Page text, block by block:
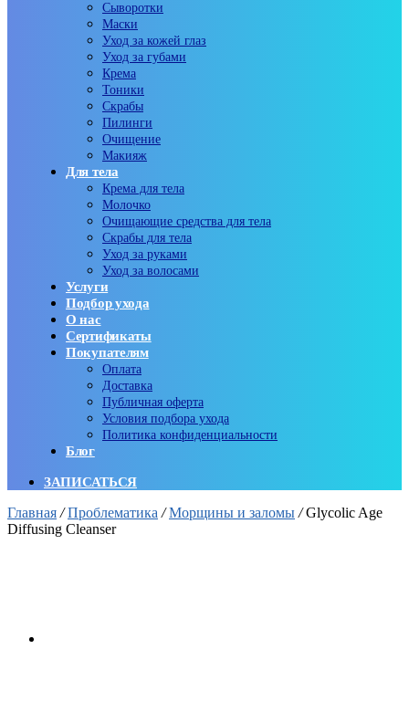
Сыворотки
Маски
Уход за кожей глаз
Уход за губами
Крема
Тоники
Скрабы
Пилинги
Очищение
Макияж
Для тела
Крема для тела
Молочко
Очищающие средства для тела
Скрабы для тела
Уход за руками
Уход за волосами
Услуги
Подбор ухода
О нас
Сертификаты
Покупателям
Оплата
Доставка
Публичная оферта
Условия подбора ухода
Политика конфиденциальности
Блог
ЗАПИСАТЬСЯ
Главная / Проблематика / Морщины и заломы /Glycolic Age
Diffusing Cleanser